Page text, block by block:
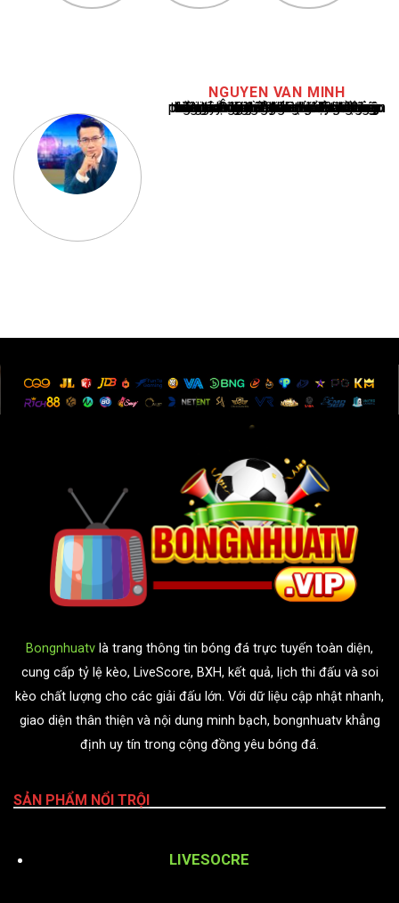
NGUYEN VAN MINH
Nguyễn Văn Minh là một trong những chuyên gia hàng đầu về báo cáo tin tức thể thao tại Việt Nam, với hơn 10 năm hoạt động trong ngành. Ông có kiến thức sâu rộng và kinh nghiệm đáng kể trong việc phân tích và báo cáo về các sự kiện thể thao hàng đầu. Sự hiểu biết sâu sắc của ông về ngành này đã giúp ông xây dựng uy tín và danh tiếng trong cộng đồng báo chí thể thao.
Bongnhuatv là trang thông tin bóng đá trực tuyến toàn diện,
cung cấp tỷ lệ kèo, LiveScore, BXH, kết quả, lịch thi đấu và soi
kèo chất lượng cho các giải đấu lớn. Với dữ liệu cập nhật nhanh,
giao diện thân thiện và nội dung minh bạch, bongnhuatv khẳng
định uy tín trong cộng đồng yêu bóng đá.
SẢN PHẨM NỔI TRỘI
LIVESOCRE